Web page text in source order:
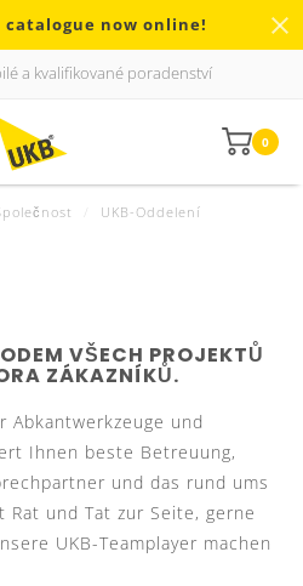
catalogue now online!
a kvalifikované poradenství
0
UKB-Oddelení
VŠECH PROJEKTŮ
ZÁKAZNÍKŮ.
Abkantwerkzeuge und
Ihnen beste Betreuung,
und das rund ums
Rat und Tat zur Seite, gerne
UKB-Teamplayer machen